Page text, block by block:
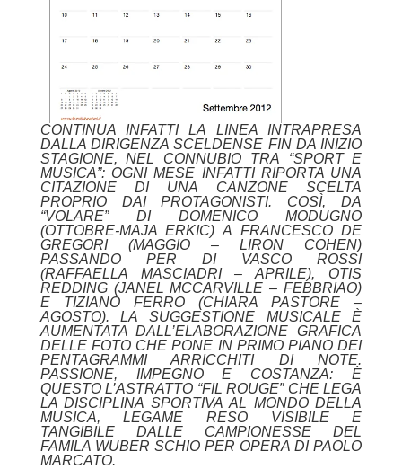
CONTINUA INFATTI LA LINEA INTRAPRESA
DALLA DIRIGENZA SCELDENSE FIN DA INIZIO
STAGIONE, NEL CONNUBIO TRA “SPORT E
MUSICA”: OGNI MESE INFATTI RIPORTA UNA
CITAZIONE DI UNA CANZONE SCELTA
PROPRIO DAI PROTAGONISTI. COSÌ, DA
“VOLARE” DI DOMENICO MODUGNO
(OTTOBRE-MAJA ERKIC) A FRANCESCO DE
GREGORI (MAGGIO – LIRON COHEN)
PASSANDO PER DI VASCO ROSSI
(RAFFAELLA MASCIADRI – APRILE), OTIS
REDDING (JANEL MCCARVILLE – FEBBRIAO)
E TIZIANO FERRO (CHIARA PASTORE –
AGOSTO). LA SUGGESTIONE MUSICALE È
AUMENTATA DALL’ELABORAZIONE GRAFICA
DELLE FOTO CHE PONE IN PRIMO PIANO DEI
PENTAGRAMMI ARRICCHITI DI NOTE.
PASSIONE, IMPEGNO E COSTANZA: È
QUESTO L’ASTRATTO “FIL ROUGE” CHE LEGA
LA DISCIPLINA SPORTIVA AL MONDO DELLA
MUSICA, LEGAME RESO VISIBILE E
TANGIBILE DALLE CAMPIONESSE DEL
FAMILA WUBER SCHIO PER OPERA DI PAOLO
MARCATO.